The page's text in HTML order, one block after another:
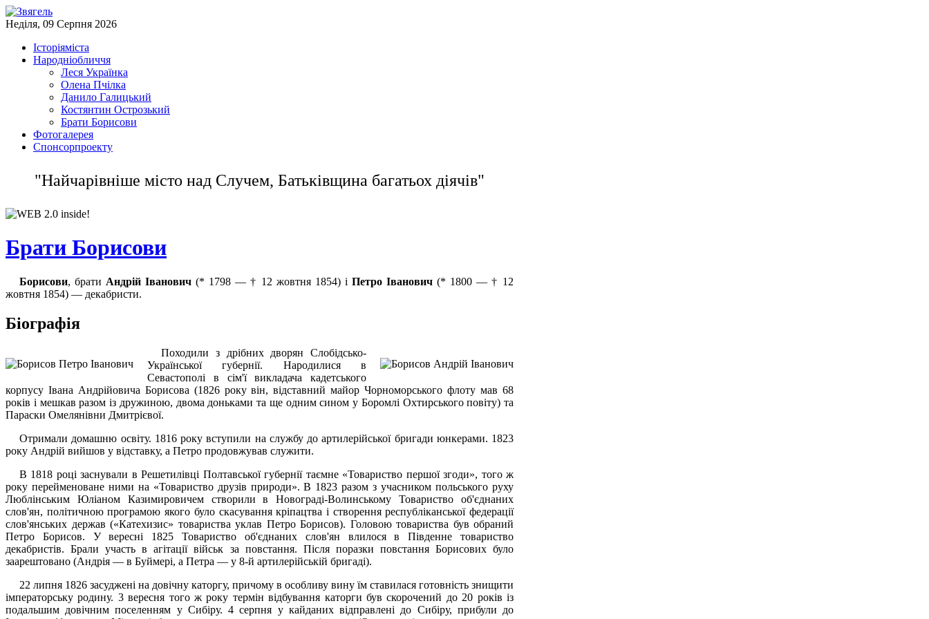
Неділя, 09 Серпня 2026
Історіяміста
Народнiобличчя
Леся Українка
Олена Пчілка
Данило Галицький
Костянтин Острозький
Брати Борисови
Фотогалерея
Спонсорпроекту
"Найчарiвнiше мicто над Случем, Батькiвщина багатьох дiячiв"
Брати Борисови
Борисови, брати Андрій Іванович (* 1798 — † 12 жовтня 1854) і Петро Іванович (* 1800 — † 12
жовтня 1854) — декабристи.
Біографія
Походили з дрібних дворян Слобідсько-
Української губернії. Народилися в
Севастополі в сім'ї викладача кадетського
корпусу Івана Андрійовича Борисова (1826 року він, відставний майор Чорноморського флоту мав 68
років і мешкав разом із дружиною, двома доньками та ще одним сином у Боромлі Охтирського повіту) та
Параски Омелянівни Дмитрієвої.
Отримали домашню освіту. 1816 року вступили на службу до артилерійської бригади юнкерами. 1823
року Андрій вийшов у відставку, а Петро продовжував служити.
В 1818 році заснували в Решетилівці Полтавської губернії таємне «Товариство першої згоди», того ж
року перейменоване ними на «Товариство друзів природи». В 1823 разом з учасником польського руху
Люблінським Юліаном Казимировичем створили в Новограді-Волинському Товариство об'єднаних
слов'ян, політичною програмою якого було скасування кріпацтва і створення республіканської федерації
слов'янських держав («Катехизис» товариства уклав Петро Борисов). Головою товариства був обраний
Петро Борисов. У вересні 1825 Товариство об'єднаних слов'ян влилося в Південне товариство
декабристів. Брали участь в агітації військ за повстання. Після поразки повстання Борисових було
заарештовано (Андрія — в Буймері, а Петра — у 8-й артилерійській бригаді).
22 липня 1826 засуджені на довічну каторгу, причому в особливу вину їм ставилася готовність знищити
імператорську родину. 3 вересня того ж року термін відбування каторги був скорочений до 20 років із
подальшим довічним поселенням у Сибіру. 4 серпня у кайданих відправлені до Сибіру, прибули до